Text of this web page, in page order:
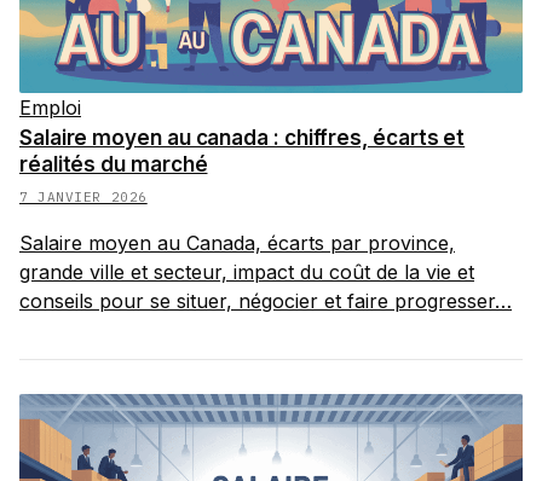
Emploi
Salaire moyen au canada : chiffres, écarts et
réalités du marché
7 JANVIER 2026
Salaire moyen au Canada, écarts par province,
grande ville et secteur, impact du coût de la vie et
conseils pour se situer, négocier et faire progresser…